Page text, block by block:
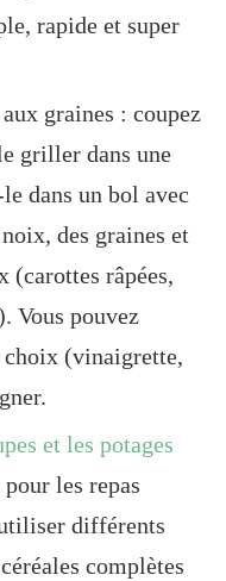
rapide et super
graines : coupez
griller dans une
dans un bol avec
des graines et
(carottes râpées,
Vous pouvez
choix (vinaigrette,
et les potages
les repas
différents
complètes